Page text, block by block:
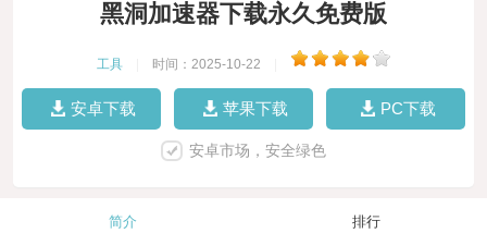
黑洞加速器下载永久免费版
工具 时间：2025-10-22
安卓下载 苹果下载 PC下载
安卓市场，安全绿色
简介 排行